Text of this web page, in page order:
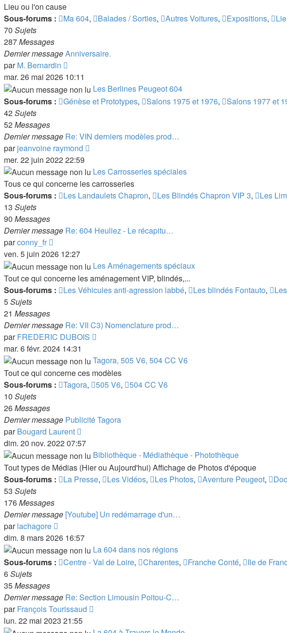
Lieu ou l'on cause
Sous-forums :
Ma 604, Balades / Sorties, Autres Voitures, Expositions,
70 Sujets
287Messages
Dernier messageAnniversaire.
parM. Bernardin
le
dernier
message
mar. 26 mai 2026 10:11
Les Berlines Peugeot 604
Sous-forums :
Génèse et Prototypes, Salons 1975 et 1976, Salons 1977 et
42Sujets
52Messages
Dernier message Re: VIN derniers modèles prod…
parjeanvoine raymond
dernier
message
mer. 22 juin 2022 22:59
Les Carrosseries spéciales
Tous ce qui concerne les carrosseries
Sous-forums :
Les Landaulets Chapron, Les Blindés Chapron VIP 3, Les
13 Sujets
90 Messages
Dernier message Re: 604 Heuliez - Le récapitu…
parconny_fr
le
dernier
message
ven. 5 juin 2026 12:27
Les Aménagements spéciaux
Tout ce qui concerne les aménagement VIP, blindés,...
Sous-forums :
Les Véhicules anti-agression labbé, Les blindés Fontauto,
5Sujets
21 Messages
Dernier message Re: VII C3) Nomenclature prod…
parFREDERIC DUBOIS
dernier
message
mar. 6 févr. 2024 14:31
Tagora, 505 V6, 504 CC V6
Tout ce qui concerne ces modèles
Sous-forums :
Tagora, 505 V6,
504 CC V6
10 Sujets
26Messages
Dernier message Publicité Tagora
parBougard Laurent
le
dernier
message
dim. 20 nov. 2022 07:57
Bibliothèque - Médiathèque - Photothèque
Tout types de Médias (Hier ou Aujourd'hui) Affichage de Photos d'époque
Sous-forums :
La Presse, Les Vidéos, Les Photos, Aventure Peugeot,
53 Sujets
176Messages
Dernier message [Youtube] Un redémarrage d'un…
parlachagore
le
dernier
message
dim. 8 mars 2026 16:57
La 604 dans nos régions
Sous-forums :
Centre - Val de Loire, Charentes, Franche Conté, Ile de
6Sujets
35Messages
Dernier message Re: Section Limousin Poitou-C…
parFrançois Tourissaud
lun. 22 mai 2023 21:55